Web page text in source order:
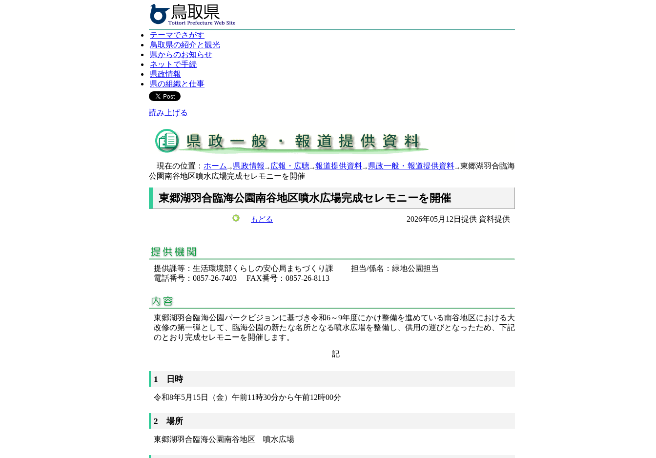
テーマでさがす
鳥取県の紹介と観光
県からのお知らせ
ネットで手続
県政情報
県の組織と仕事
読み上げる
現在の位置： ホーム 県政情報 広報・広聴 報道提供資料 県政一般・報道提供資料
東郷湖羽合臨海
公園南谷地区噴水広場完成セレモニーを開催
東郷湖羽合臨海公園南谷地区噴水広場完成セレモニーを開催
もどる 2026年05月12日提供 資料提供
提供課等：生活環境部くらしの安心局まちづくり課 担当/係名：緑地公園担当
電話番号：0857-26-7403 FAX番号：0857-26-8113
東郷湖羽合臨海公園パークビジョンに基づき令和6～9年度にかけ整備を進めている南谷地区における大
改修の第一弾として、臨海公園の新たな名所となる噴水広場を整備し、供用の運びとなったため、下記
のとおり完成セレモニーを開催します。
記
1 日時
令和8年5月15日（金）午前11時30分から午前12時00分
2 場所
東郷湖羽合臨海公園南谷地区 噴水広場